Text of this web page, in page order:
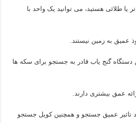
یا طلائی هستید، می توانید یک واحد با
عمیق به زمین نیستند.
گنج یاب قادر به جستجو برای سکه ها
عمق بیشتری دارند.
تاثیر عمیق جستجو و همچنین کویل جستجو